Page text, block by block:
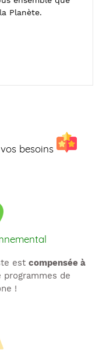
Planète.
besoins
est compensée à
de
!